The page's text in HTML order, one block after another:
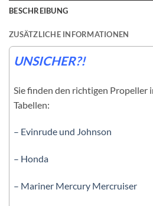
BESCHREIBUNG
ZUSÄTZLICHE INFORMATIONEN
UNSICHER?!
Sie finden den richtigen Propeller
Tabellen:
– Evinrude und Johnson
– Honda
– Mariner Mercury Mercruiser